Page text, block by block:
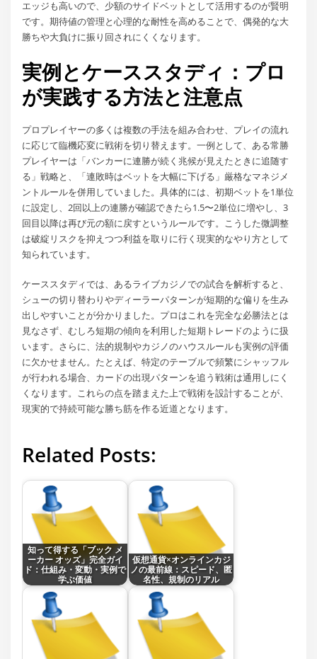
エッジも高いので、少額のサイドベットとして活用するのが賢明
です。期待値の管理と心理的な耐性を高めることで、偶発的な大
勝ちや大負けに振り回されにくくなります。
実例とケーススタディ：プロ
が実践する方法と注意点
プロプレイヤーの多くは複数の手法を組み合わせ、プレイの流れ
に応じて臨機応変に戦術を切り替えます。一例として、ある常勝
プレイヤーは「バンカーに連勝が続く兆候が見えたときに追随す
る」戦略と、「連敗時はベットを大幅に下げる」厳格なマネジメ
ントルールを併用していました。具体的には、初期ベットを1単位
に設定し、2回以上の連勝が確認できたら1.5〜2単位に増やし、3
回目以降は再び元の額に戻すというルールです。こうした微調整
は破綻リスクを抑えつつ利益を取りに行く現実的なやり方として
知られています。
ケーススタディでは、あるライブカジノでの試合を解析すると、
シューの切り替わりやディーラーパターンが短期的な偏りを生み
出しやすいことが分かりました。プロはこれを完全な必勝法とは
見なさず、むしろ短期の傾向を利用した短期トレードのように扱
います。さらに、法的規制やカジノのハウスルールも実例の評価
に欠かせません。たとえば、特定のテーブルで頻繁にシャッフル
が行われる場合、カードの出現パターンを追う戦術は通用しにく
くなります。これらの点を踏まえた上で戦術を設計することが、
現実的で持続可能な勝ち筋を作る近道となります。
Related Posts:
知って得する「ブック メ
ーカー オッズ」完全ガイ
ド：仕組み・変動・実例で
学ぶ価値
仮想通貨×オンラインカジ
ノの最前線：スピード、匿
名性、規制のリアル